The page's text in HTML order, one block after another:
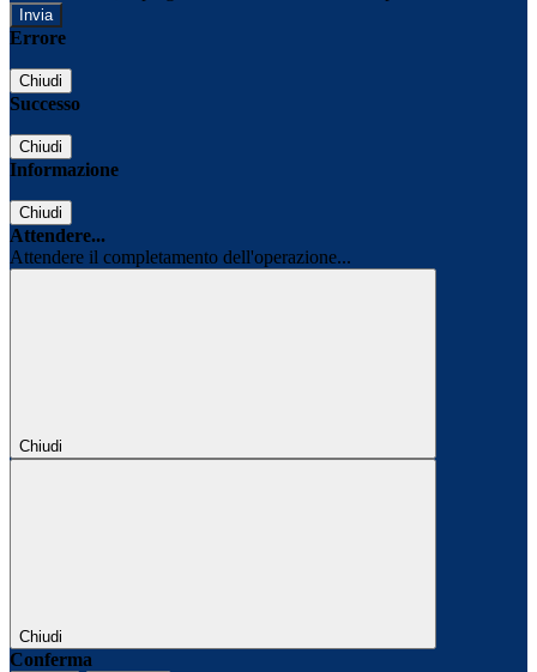
Errore
Chiudi
Successo
Chiudi
Informazione
Chiudi
Attendere...
Attendere il completamento dell'operazione...
Chiudi
Chiudi
Conferma